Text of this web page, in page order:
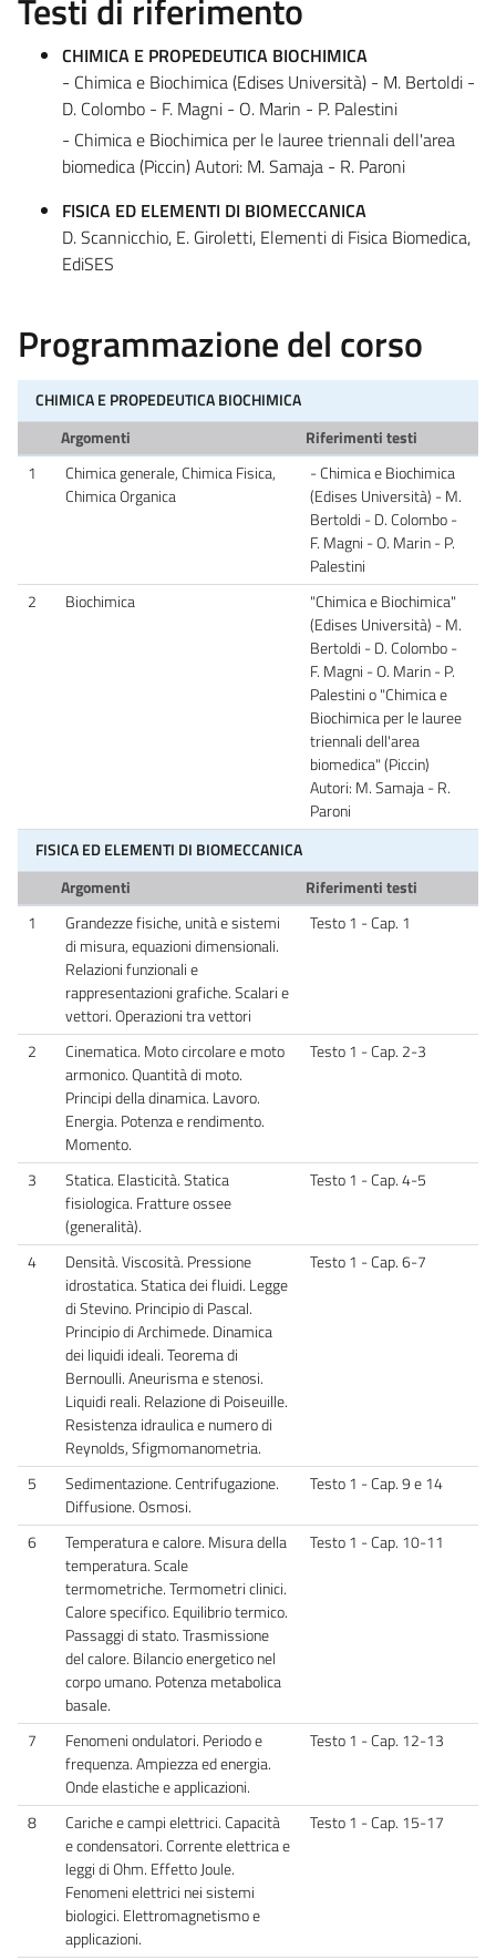
Testi di riferimento
CHIMICA E PROPEDEUTICA BIOCHIMICA
- Chimica e Biochimica (Edises Università) - M. Bertoldi -
D. Colombo - F. Magni - O. Marin - P. Palestini
- Chimica e Biochimica per le lauree triennali dell'area
biomedica (Piccin) Autori: M. Samaja - R. Paroni
FISICA ED ELEMENTI DI BIOMECCANICA
D. Scannicchio, E. Giroletti, Elementi di Fisica Biomedica,
EdiSES
Programmazione del corso
CHIMICA E PROPEDEUTICA BIOCHIMICA
Argomenti
Riferimenti testi
1
Chimica generale, Chimica Fisica,
Chimica Organica
- Chimica e Biochimica
(Edises Università) - M.
Bertoldi - D. Colombo -
F. Magni - O. Marin - P.
Palestini
2
Biochimica
"Chimica e Biochimica"
(Edises Università) - M.
Bertoldi - D. Colombo -
F. Magni - O. Marin - P.
Palestini o "Chimica e
Biochimica per le lauree
triennali dell'area
biomedica" (Piccin)
Autori: M. Samaja - R.
Paroni
FISICA ED ELEMENTI DI BIOMECCANICA
Argomenti
Riferimenti testi
1
Grandezze fisiche, unità e sistemi
di misura, equazioni dimensionali.
Relazioni funzionali e
rappresentazioni grafiche. Scalari e
vettori. Operazioni tra vettori
Testo 1 - Cap. 1
2
Cinematica. Moto circolare e moto
armonico. Quantità di moto.
Principi della dinamica. Lavoro.
Energia. Potenza e rendimento.
Momento.
Testo 1 - Cap. 2-3
3
Statica. Elasticità. Statica
fisiologica. Fratture ossee
(generalità).
Testo 1 - Cap. 4-5
4
Densità. Viscosità. Pressione
idrostatica. Statica dei fluidi. Legge
di Stevino. Principio di Pascal.
Principio di Archimede. Dinamica
dei liquidi ideali. Teorema di
Bernoulli. Aneurisma e stenosi.
Liquidi reali. Relazione di Poiseuille.
Resistenza idraulica e numero di
Reynolds, Sfigmomanometria.
Testo 1 - Cap. 6-7
5
Sedimentazione. Centrifugazione.
Diffusione. Osmosi.
Testo 1 - Cap. 9 e 14
6
Temperatura e calore. Misura della
temperatura. Scale
termometriche. Termometri clinici.
Calore specifico. Equilibrio termico.
Passaggi di stato. Trasmissione
del calore. Bilancio energetico nel
corpo umano. Potenza metabolica
basale.
Testo 1 - Cap. 10-11
7
Fenomeni ondulatori. Periodo e
frequenza. Ampiezza ed energia.
Onde elastiche e applicazioni.
Testo 1 - Cap. 12-13
8
Cariche e campi elettrici. Capacità
e condensatori. Corrente elettrica e
leggi di Ohm. Effetto Joule.
Fenomeni elettrici nei sistemi
biologici. Elettromagnetismo e
applicazioni.
Testo 1 - Cap. 15-17